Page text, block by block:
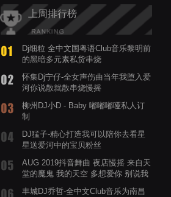
上周排行榜
Dj细粒 全中文国粤语Club音乐黎明前
的黑暗多元素私货串烧
怀集Dj宁仔-全女声伤曲当年我堕入爱
河你说散就散串烧慢摇
柳州DJ小D - Baby 嘟嘟嘟哑私人订
制
DJ猛子-精心打造我可以陪你去看星
星送爱河中的宝贝粉丝
AUG 2019抖音舞曲 夜店慢摇 来自天
堂的魔鬼 我的天空 多想爱你 别说我
丰城DJ乔哲-全中文Club音乐为南昌